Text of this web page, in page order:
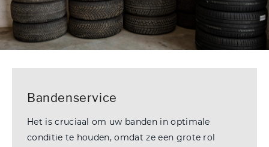
Bandenservice
Het is cruciaal om uw banden in optimale
conditie te houden, omdat ze een grote rol